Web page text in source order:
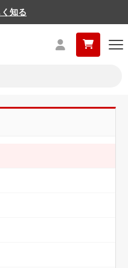
知る